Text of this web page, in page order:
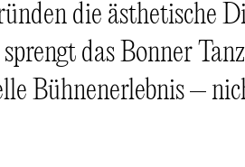
die ästhetische
das Bonner
Bühnenerlebnis –